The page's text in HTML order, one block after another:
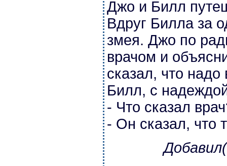
Джо и Билл
Вдруг Билла за
змея. Джо по
врачом и
сказал, что
Билл, с
- Что сказал
- Он сказал, что